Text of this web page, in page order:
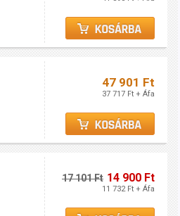
47 901 Ft
37 717 Ft + Áfa
17 101 Ft 14 900 Ft
11 732 Ft + Áfa